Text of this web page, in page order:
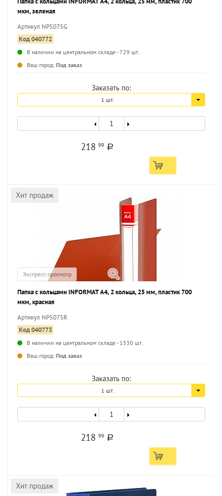
мкм, зеленая
Артикул NP5075G
Код 040772
В наличии на центральном складе - 729 шт.
Ваш город: Под заказ
Заказать по:
1 шт.
21899 a
Хит продаж
Экспресс-просмотр
Папка с кольцами INFORMAT А4, 2 кольца, 25 мм, пластик 700
мкм, красная
Артикул NP5075R
Код 040773
В наличии на центральном складе - 1330 шт.
Ваш город: Под заказ
Заказать по:
1 шт.
21899 a
Хит продаж